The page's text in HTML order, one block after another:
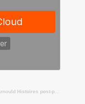
Histoires post-partum